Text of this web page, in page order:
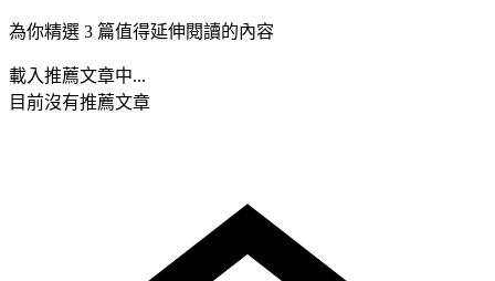
為你精選 3 篇值得延伸閱讀的內容
載入推薦文章中...
目前沒有推薦文章